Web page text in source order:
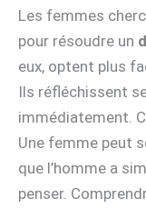
Les femmes
pour résoudre un
eux, optent plus
Ils réfléchissent
immédiatement.
Une femme peut
que l’homme a
penser.